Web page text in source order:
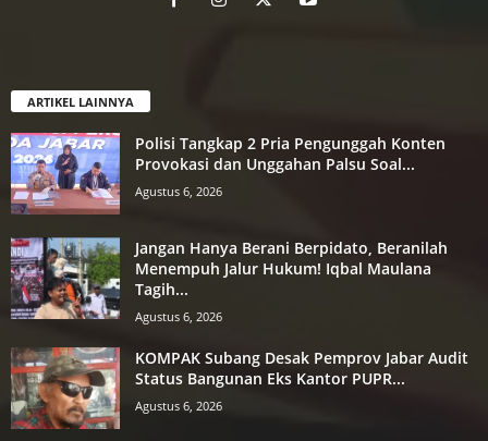
ARTIKEL LAINNYA
Polisi Tangkap 2 Pria Pengunggah Konten
Provokasi dan Unggahan Palsu Soal...
Agustus 6, 2026
Jangan Hanya Berani Berpidato, Beranilah
Menempuh Jalur Hukum! Iqbal Maulana
Tagih...
Agustus 6, 2026
KOMPAK Subang Desak Pemprov Jabar Audit
Status Bangunan Eks Kantor PUPR...
Agustus 6, 2026